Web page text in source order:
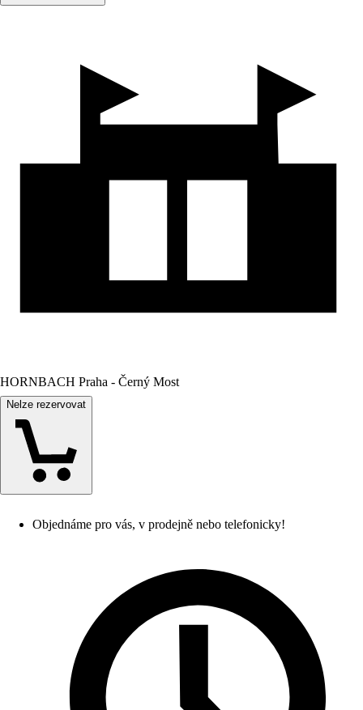
HORNBACH Praha - Černý Most
Nelze rezervovat
Objednáme pro vás, v prodejně nebo telefonicky!